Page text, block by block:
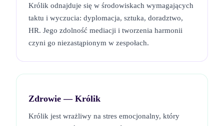
Królik odnajduje się w środowiskach wymagających
taktu i wyczucia: dyplomacja, sztuka, doradztwo,
HR. Jego zdolność mediacji i tworzenia harmonii
czyni go niezastąpionym w zespołach.
Zdrowie — Królik
Królik jest wrażliwy na stres emocjonalny, który